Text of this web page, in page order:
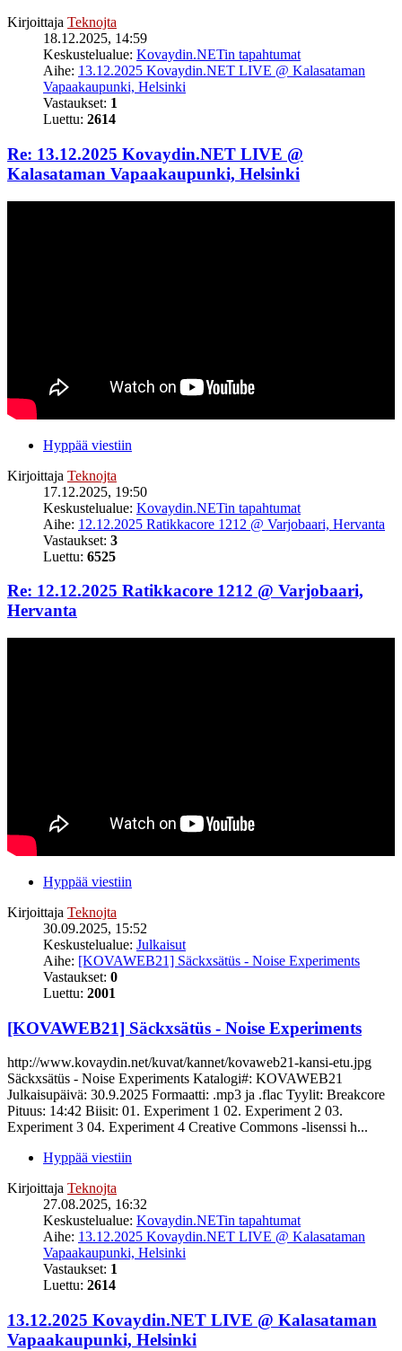
Kirjoittaja Teknojta
18.12.2025, 14:59
Keskustelualue: Kovaydin.NETin tapahtumat
Aihe: 13.12.2025 Kovaydin.NET LIVE @ Kalasataman
Vapaakaupunki, Helsinki
Vastaukset: 1
Luettu: 2614
Re: 13.12.2025 Kovaydin.NET LIVE @
Kalasataman Vapaakaupunki, Helsinki
Hyppää viestiin
Kirjoittaja Teknojta
17.12.2025, 19:50
Keskustelualue: Kovaydin.NETin tapahtumat
Aihe: 12.12.2025 Ratikkacore 1212 @ Varjobaari, Hervanta
Vastaukset: 3
Luettu: 6525
Re: 12.12.2025 Ratikkacore 1212 @ Varjobaari,
Hervanta
Hyppää viestiin
Kirjoittaja Teknojta
30.09.2025, 15:52
Keskustelualue: Julkaisut
Aihe: [KOVAWEB21] Säckxsätüs - Noise Experiments
Vastaukset: 0
Luettu: 2001
[KOVAWEB21] Säckxsätüs - Noise Experiments
http://www.kovaydin.net/kuvat/kannet/kovaweb21-kansi-etu.jpg
Säckxsätüs - Noise Experiments Katalogi#: KOVAWEB21
Julkaisupäivä: 30.9.2025 Formaatti: .mp3 ja .flac Tyylit: Breakcore
Pituus: 14:42 Biisit: 01. Experiment 1 02. Experiment 2 03.
Experiment 3 04. Experiment 4 Creative Commons -lisenssi h...
Hyppää viestiin
Kirjoittaja Teknojta
27.08.2025, 16:32
Keskustelualue: Kovaydin.NETin tapahtumat
Aihe: 13.12.2025 Kovaydin.NET LIVE @ Kalasataman
Vapaakaupunki, Helsinki
Vastaukset: 1
Luettu: 2614
13.12.2025 Kovaydin.NET LIVE @ Kalasataman
Vapaakaupunki, Helsinki